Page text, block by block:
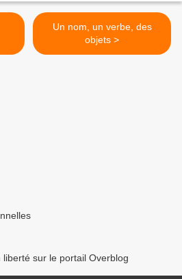
Un nom, un verbe, des
objets >
sur le portail Overblog